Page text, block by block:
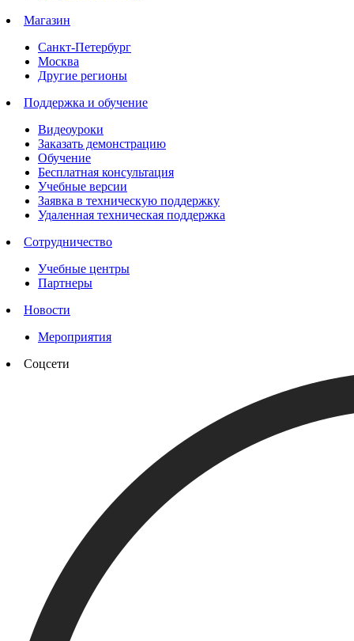
Магазин
Санкт-Петербург
Москва
Другие регионы
Поддержка и обучение
Видеоуроки
Заказать демонстрацию
Обучение
Бесплатная консультация
Учебные версии
Заявка в техническую поддержку
Удаленная техническая поддержка
Сотрудничество
Учебные центры
Партнеры
Новости
Мероприятия
Соцсети